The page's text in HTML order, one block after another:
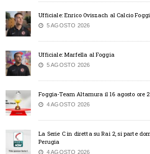
Ufficiale: Enrico Oviszach al Calcio
5 AGOSTO 2026
Ufficiale: Marfella al Foggia
5 AGOSTO 2026
Foggia-Team Altamura il 16 agosto ore
4 AGOSTO 2026
La Serie C in diretta su Rai 2, si parte
Perugia
4 AGOSTO 2026